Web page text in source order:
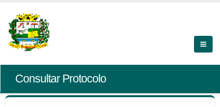
Consultar Protocolo